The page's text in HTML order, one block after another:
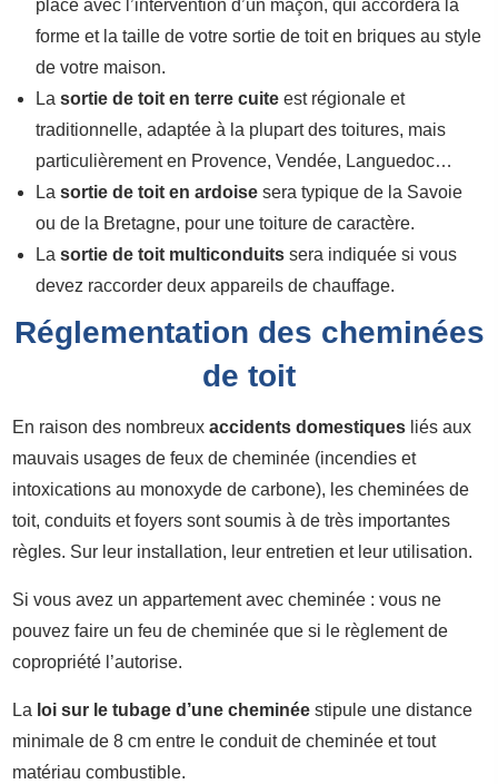
place avec l’intervention d’un maçon, qui accordera la
forme et la taille de votre sortie de toit en briques au style
de votre maison.
La sortie de toit en terre cuite est régionale et
traditionnelle, adaptée à la plupart des toitures, mais
particulièrement en Provence, Vendée, Languedoc…
La sortie de toit en ardoise sera typique de la Savoie
ou de la Bretagne, pour une toiture de caractère.
La sortie de toit multiconduits sera indiquée si vous
devez raccorder deux appareils de chauffage.
Réglementation des cheminées
de toit
En raison des nombreux accidents domestiques liés aux
mauvais usages de feux de cheminée (incendies et
intoxications au monoxyde de carbone), les cheminées de
toit, conduits et foyers sont soumis à de très importantes
règles. Sur leur installation, leur entretien et leur utilisation.
Si vous avez un appartement avec cheminée : vous ne
pouvez faire un feu de cheminée que si le règlement de
copropriété l’autorise.
La loi sur le tubage d’une cheminée stipule une distance
minimale de 8 cm entre le conduit de cheminée et tout
matériau combustible.